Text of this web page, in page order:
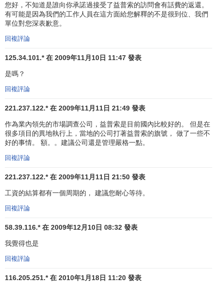
您好，不知道是誰向你承諾過接受了益普索的訪問會有話費的返還。
有可能是因為我們的工作人員在這方面給您解釋的不是很到位、我們
單位對您深表歉意。
回複評論
125.34.101.* 在 2009年11月10日 11:47 發表
是嗎？
回複評論
221.237.122.* 在 2009年11月11日 21:49 發表
作為業內領先的市場調查公司，益普索是目前國內比較好的。 但是在
很多項目的異地執行上，當地的公司打著益普索的旗號， 做了一些不
好的事情。 額。。建議公司還是管理嚴格一點。
回複評論
221.237.122.* 在 2009年11月11日 21:50 發表
工資的結算都有一個周期的， 建議您耐心等待。
回複評論
58.39.116.* 在 2009年12月10日 08:32 發表
我覺得也是
回複評論
116.205.251.* 在 2010年1月18日 11:20 發表